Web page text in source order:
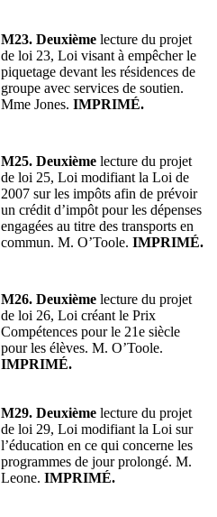
M23. Deuxième lecture du projet
de loi 23, Loi visant à empêcher le
piquetage devant les résidences de
groupe avec services de soutien.
Mme Jones. IMPRIMÉ.
M25. Deuxième lecture du projet
de loi 25, Loi modifiant la Loi de
2007 sur les impôts afin de prévoir
un crédit d’impôt pour les dépenses
engagées au titre des transports en
commun. M. O’Toole. IMPRIMÉ.
M26. Deuxième lecture du projet
de loi 26, Loi créant le Prix
Compétences pour le 21e siècle
pour les élèves. M. O’Toole.
IMPRIMÉ.
M29. Deuxième lecture du projet
de loi 29, Loi modifiant la Loi sur
l’éducation en ce qui concerne les
programmes de jour prolongé. M.
Leone. IMPRIMÉ.